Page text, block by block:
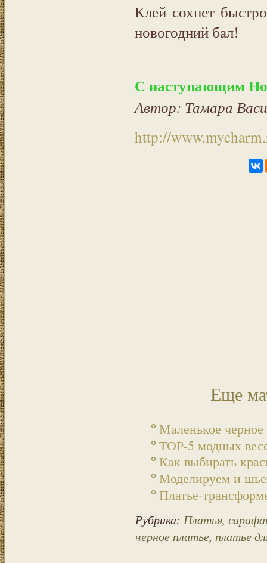
Клей сохнет
новогодний бал!
С наступающим
Автор: Тамара
http://
Еще
Маленькое
ТОР-5 модных
Как выбирать
Моделируем и
Платье-
Рубрика: Платья,
черное платье, платье